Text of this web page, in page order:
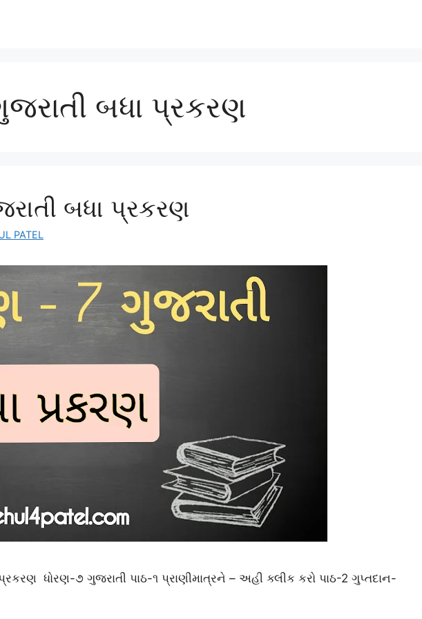
બધા પ્રકરણ
બધા પ્રકરણ
PATEL
ધોરણ-૭ ગુજરાતી પાઠ-૧ પ્રાણીમાત્રને – અહી ક્લીક કરો પાઠ-2 ગુપ્તદાન-